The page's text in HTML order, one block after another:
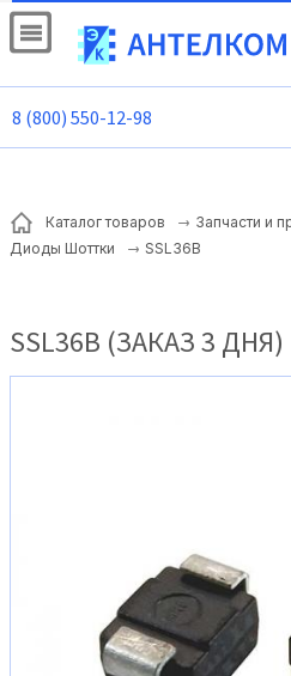
8 (800) 550-12-98
Каталог товаров Запчасти и
Диоды Шоттки
SSL36B
SSL36B (ЗАКАЗ 3 ДНЯ)